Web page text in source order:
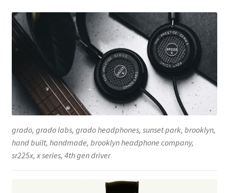
grado, grado labs, grado headphones, sunset park, brooklyn,
hand built, handmade, brooklyn headphone company,
sr225x, x series, 4th gen driver